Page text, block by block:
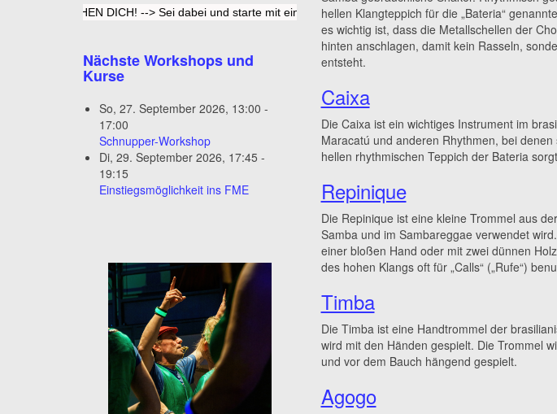
hellen Klangteppich für die „Bateria“
es wichtig ist, dass die Metallschellen der
hinten anschlagen, damit kein Rasseln,
entsteht.
Caixa
Die Caixa ist ein wichtiges Instrument im
Maracatú und anderen Rhythmen, bei
hellen rhythmischen Teppich der Bateria
Repinique
Die Repinique ist eine kleine Trommel aus
Samba und im Sambareggae verwendet
einer bloßen Hand oder mit zwei dünnen
des hohen Klangs oft für „Calls“ („Rufe“)
Timba
Die Timba ist eine Handtrommel der
wird mit den Händen gespielt. Die Trommel
und vor dem Bauch hängend gespielt.
Agogo
WIR SUCHEN DICH! --> Sei dabei und starte mit einem Schnupper-Workshop bei uns durch. Wir freuen
Nächste Workshops und
Kurse
So, 27. September 2026, 13:00 -
17:00
Schnupper-Workshop
Di, 29. September 2026, 17:45 -
19:15
Einstiegsmöglichkeit ins FME